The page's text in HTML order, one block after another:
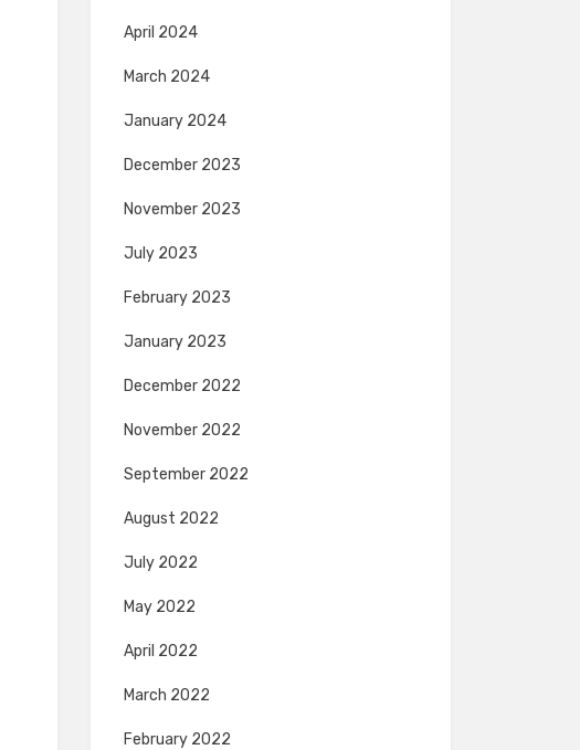
April 2024
March 2024
January 2024
December 2023
November 2023
July 2023
February 2023
January 2023
December 2022
November 2022
September 2022
August 2022
July 2022
May 2022
April 2022
March 2022
February 2022